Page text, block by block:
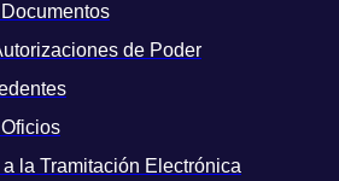
de Poder
la Tramitación Electrónica